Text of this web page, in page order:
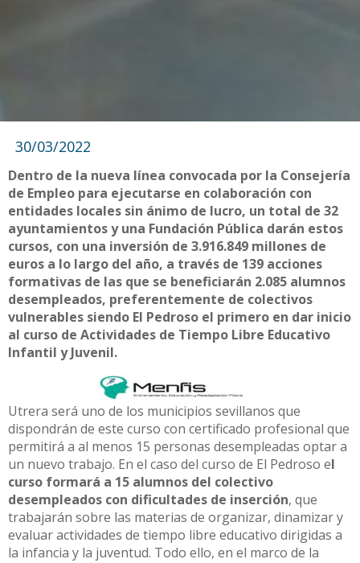
30/03/2022
Dentro de la nueva línea convocada por la Consejería
de Empleo para ejecutarse en colaboración con
entidades locales sin ánimo de lucro, un total de 32
ayuntamientos y una Fundación Pública darán estos
cursos, con una inversión de 3.916.849 millones de
euros a lo largo del año, a través de 139 acciones
formativas de las que se beneficiarán 2.085 alumnos
desempleados, preferentemente de colectivos
vulnerables siendo El Pedroso el primero en dar inicio
al curso de Actividades de Tiempo Libre Educativo
Infantil y Juvenil.
Utrera será uno de los municipios sevillanos que
dispondrán de este curso con certificado profesional que
permitirá a al menos 15 personas desempleadas optar a
un nuevo trabajo. En el caso del curso de El Pedroso el
curso formará a 15 alumnos del colectivo
desempleados con dificultades de inserción, que
trabajarán sobre las materias de organizar, dinamizar y
evaluar actividades de tiempo libre educativo dirigidas a
la infancia y la juventud. Todo ello, en el marco de la